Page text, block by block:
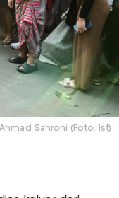
Sahroni (Foto: Ist)